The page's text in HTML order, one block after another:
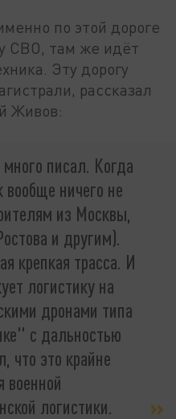
по этой дороге
СВО, там же идёт
Эту дорогу
рассказал
Живов:
писал. Когда
вообще ничего не
из Москвы,
и другим).
крепкая трасса. И
логистику на
дронами типа
с дальностью
что это крайне
военной
логистики.